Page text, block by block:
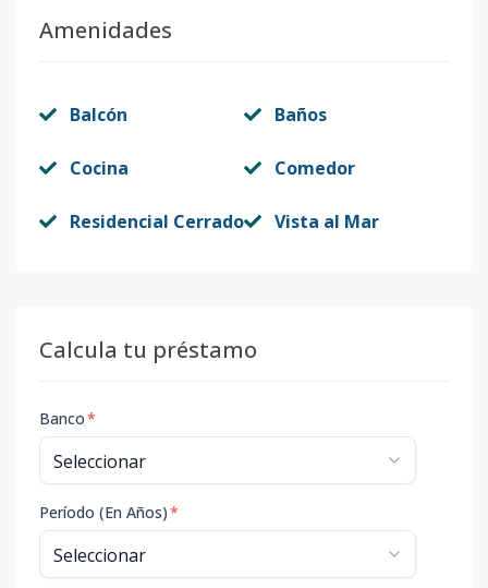
Amenidades
Balcón Baños
Cocina Comedor
Residencial Cerrado Vista al Mar
Calcula tu préstamo
Banco*
Período (En Años)*